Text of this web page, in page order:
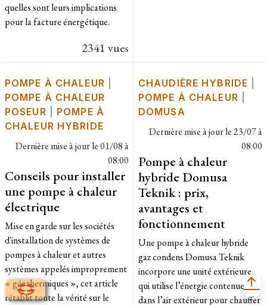
quelles sont leurs implications
pour la facture énergétique.
2341 vues
POMPE À CHALEUR
POMPE À CHALEUR
POSEUR
POMPE À
CHALEUR HYBRIDE
Dernière mise à jour le01/08 à
08:00
Conseils pour installer
une pompe à chaleur
électrique
Mise en garde sur les sociétés
d'installation de systèmes de
pompes à chaleur et autres
systèmes appelés improprement
« géothermiques », cet article
rétablit toute la vérité sur le
CHAUDIÈRE HYBRIDE
POMPE À CHALEUR
DOMUSA
Dernière mise à jour le23/07 à
08:00
Pompe à chaleur
hybride Domusa
Teknik : prix,
avantages et
fonctionnement
Une pompe à chaleur hybride
gaz condens Domusa Teknik
incorpore une unité extérieure
qui utilise l’énergie contenue
dans l’air extérieur pour chauffer